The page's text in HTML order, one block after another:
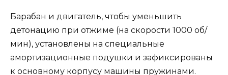
Барабан и двигатель, чтобы уменьшить
детонацию при отжиме (на скорости 1000 об/
мин), установлены на специальные
амортизационные подушки и зафиксированы
к основному корпусу машины пружинами.